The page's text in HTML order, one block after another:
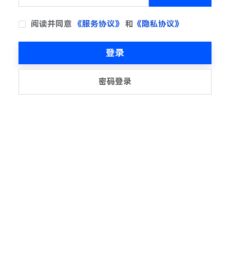
阅读并同意 《服务协议》 和 《隐私协议》
登录
密码登录